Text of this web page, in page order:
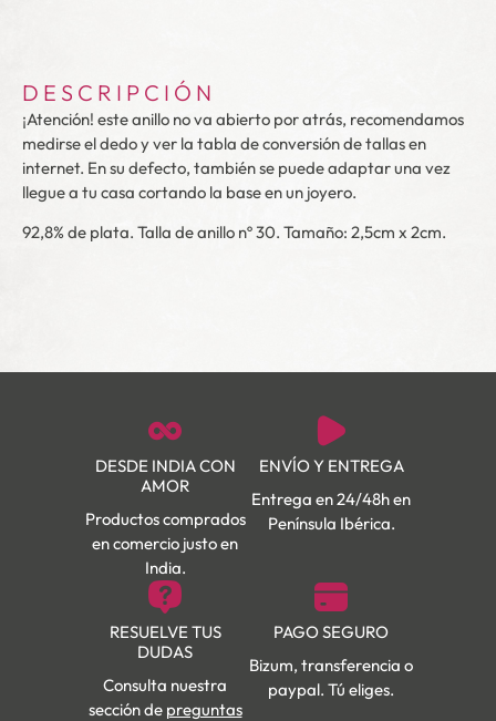
DESCRIPCIÓN
¡Atención! este anillo no va abierto por atrás, recomendamos
medirse el dedo y ver la tabla de conversión de tallas en
internet. En su defecto, también se puede adaptar una vez
llegue a tu casa cortando la base en un joyero.
92,8% de plata. Talla de anillo nº 30. Tamaño: 2,5cm x 2cm.
DESDE INDIA CON
AMOR
Productos comprados
en comercio justo en
India.
ENVÍO Y ENTREGA
Entrega en 24/48h en
Península Ibérica.
RESUELVE TUS
DUDAS
Consulta nuestra
sección de preguntas
PAGO SEGURO
Bizum, transferencia o
paypal. Tú eliges.